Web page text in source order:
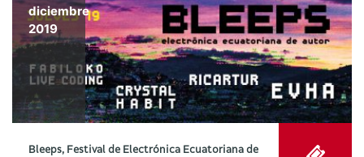
diciembre
2019
Bleeps, Festival de Electrónica Ecuatoriana de